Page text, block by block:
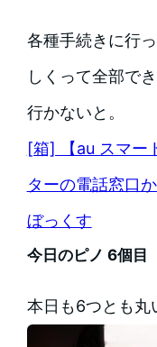
各種手続きに行
しくって全部で
行かないと。
[箱] 【au スマー
ターの電話窓口
ぼっくす
今日のピノ 6個目
本日も6つとも丸